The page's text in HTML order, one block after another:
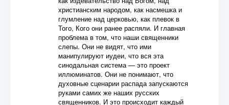
христианским народом, как насмешка и
глумление над церковью, как плевок в
Того, Кого они ранее распяли. И главная
проблема в том, что наши священники
слепы. Они не видят, что ими
манипулируют иудеи, что вся эта
синодальная система — это проект
иллюминатов. Они не понимают, что
духовные сценарии распада запускаются
руками самих же наших русских
священников. И это происходит каждый